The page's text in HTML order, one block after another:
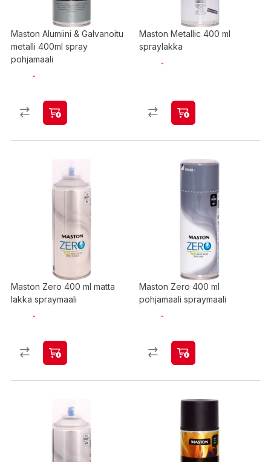
Maston Alumiini & Galvanoitu
metalli 400ml spray
pohjamaali
Maston Metallic 400 ml
spraylakka
Maston Zero 400 ml matta
lakka spraymaali
Maston Zero 400 ml
pohjamaali spraymaali